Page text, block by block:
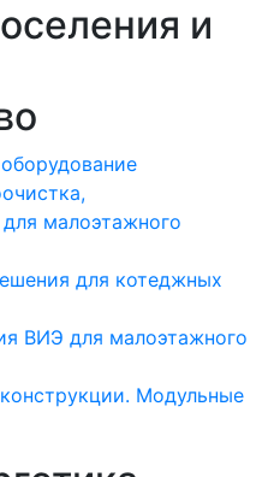
и
малоэтажного
для котеджных
ВИЭ для малоэтажного
Модульные